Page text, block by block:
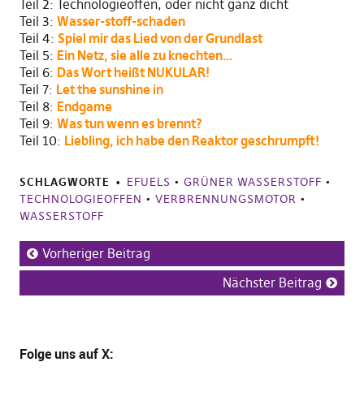
Teil 2: Technologieoffen, oder nicht ganz dicht
Teil 3: Wasser-stoff-schaden
Teil 4: Spiel mir das Lied von der Grundlast
Teil 5: Ein Netz, sie alle zu knechten…
Teil 6: Das Wort heißt NUKULAR!
Teil 7: Let the sunshine in
Teil 8: Endgame
Teil 9: Was tun wenn es brennt?
Teil 10: Liebling, ich habe den Reaktor geschrumpft!
SCHLAGWORTE EFUELS • GRÜNER WASSERSTOFF •
TECHNOLOGIEOFFEN • VERBRENNUNGSMOTOR •
WASSERSTOFF
Vorheriger Beitrag
Nächster Beitrag
Folge unsauf X: